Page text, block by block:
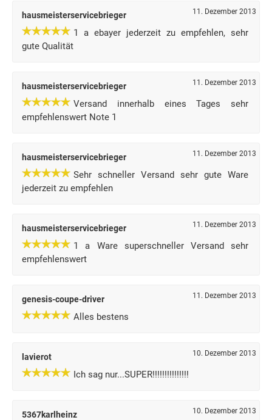
hausmeisterservicebrieger 11. Dezember 2013
1 a ebayer jederzeit zu empfehlen, sehr
gute Qualität
hausmeisterservicebrieger 11. Dezember 2013
Versand innerhalb eines Tages sehr
empfehlenswert Note 1
hausmeisterservicebrieger 11. Dezember 2013
Sehr schneller Versand sehr gute Ware
jederzeit zu empfehlen
hausmeisterservicebrieger 11. Dezember 2013
1 a Ware superschneller Versand sehr
empfehlenswert
genesis-coupe-driver 11. Dezember 2013
Alles bestens
lavierot 10. Dezember 2013
Ich sag nur...SUPER!!!!!!!!!!!!!!!
5367karlheinz 10. Dezember 2013